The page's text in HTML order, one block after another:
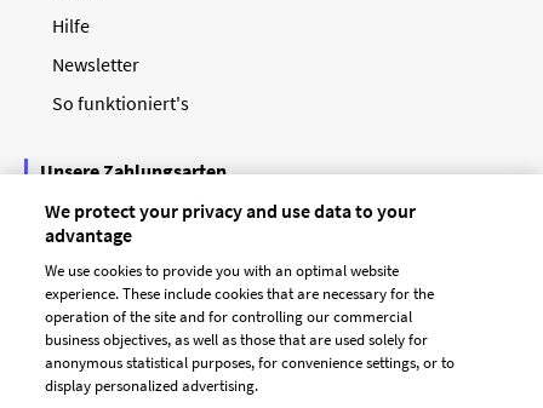
Hilfe
Newsletter
So funktioniert's
Unsere Zahlungsarten
We protect your privacy and use data to your
advantage
We use cookies to provide you with an optimal website
experience. These include cookies that are necessary for the
operation of the site and for controlling our commercial
business objectives, as well as those that are used solely for
anonymous statistical purposes, for convenience settings, or to
display personalized advertising.